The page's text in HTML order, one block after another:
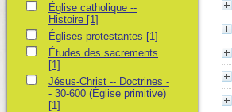
Église catholique -- Histoire
Église catholique --
Histoire [1]
Églises protestantes
Églises protestantes [1]
Études des sacrements
Études des sacrements
[1]
Jésus-Christ -- Doctrines -- 30-600 (Église
Jésus-Christ -- Doctrines -
- 30-600 (Église primitive)
[1]